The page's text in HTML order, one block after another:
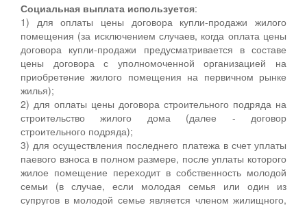
Социальная выплата используется:
1) для оплаты цены договора купли-продажи жилого
помещения (за исключением случаев, когда оплата цены
договора купли-продажи предусматривается в составе
цены договора с уполномоченной организацией на
приобретение жилого помещения на первичном рынке
жилья);
2) для оплаты цены договора строительного подряда на
строительство жилого дома (далее - договор
строительного подряда);
3) для осуществления последнего платежа в счет уплаты
паевого взноса в полном размере, после уплаты которого
жилое помещение переходит в собственность молодой
семьи (в случае, если молодая семья или один из
супругов в молодой семье является членом жилищного,